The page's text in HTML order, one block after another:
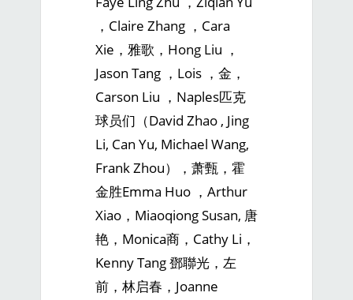
，Claire Zhang ，Cara
Xie，雅歌，Hong Liu ，
Jason Tang ，Lois ，金，
Carson Liu ，Naples匹克
球员们（David Zhao , Jing
Li, Can Yu, Michael Wang,
Frank Zhou），萧甄，霍
金胜Emma Huo ，Arthur
Xiao，Miaoqiong Susan, 唐
艳，Monica商，Cathy Li，
Kenny Tang 鄧聯光，左
前，林启春，Joanne